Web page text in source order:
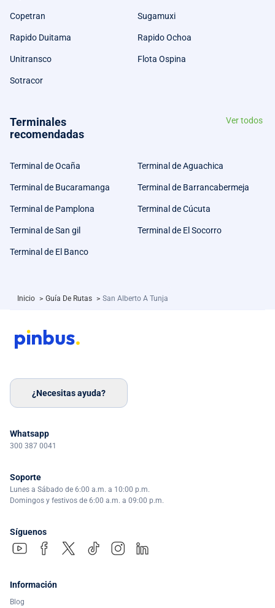
Copetran Sugamuxi
Rapido Duitama Rapido Ochoa
Unitransco Flota Ospina
Sotracor
Terminales
recomendadas
Ver todos
Terminal de Ocaña Terminal de Aguachica
Terminal de Bucaramanga Terminal de Barrancabermeja
Terminal de Pamplona Terminal de Cúcuta
Terminal de San gil Terminal de El Socorro
Terminal de El Banco
Inicio > Guía De Rutas > San Alberto A Tunja
¿Necesitas ayuda?
Whatsapp
300 387 0041
Soporte
Lunes a Sábado de 6:00 a.m. a 10:00 p.m.
Domingos y festivos de 6:00 a.m. a 09:00 p.m.
Síguenos
Información
Blog